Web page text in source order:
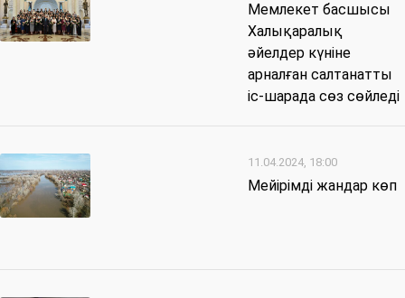
Мемлекет басшысы
Халықаралық
әйелдер күніне
арналған салтанатты
іс-шарада сөз сөйледі
11.04.2024, 18:00
Мейірімді жандар көп